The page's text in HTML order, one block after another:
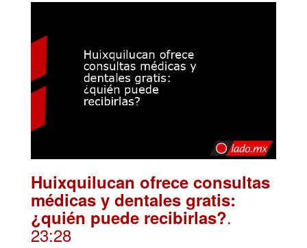
Huixquilucan ofrece consultas
médicas y dentales gratis:
¿quién puede recibirlas?.
23:28